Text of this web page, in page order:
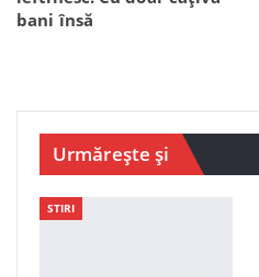
bani însă
Urmărește și
STIRI